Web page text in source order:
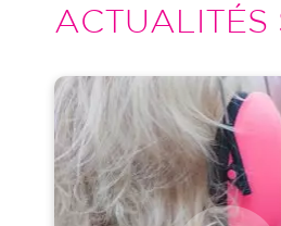
ACTUALITÉS
Image